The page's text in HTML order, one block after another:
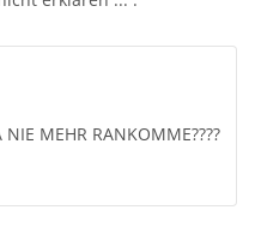
NIE MEHR RANKOMME????